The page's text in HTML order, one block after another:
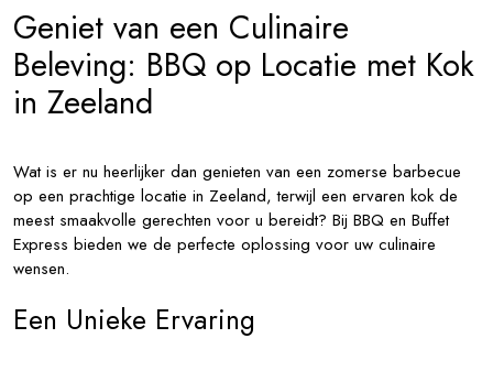
Zon
Geniet van een Culinaire
Beleving: BBQ op Locatie met Kok
in Zeeland
Wat is er nu heerlijker dan genieten van een zomerse barbecue
op een prachtige locatie in Zeeland, terwijl een ervaren kok de
meest smaakvolle gerechten voor u bereidt? Bij BBQ en Buffet
Express bieden we de perfecte oplossing voor uw culinaire
wensen.
Een Unieke Ervaring